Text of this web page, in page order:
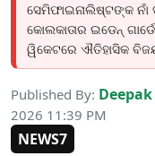
ସେମିଫାଇନାଲିଷ୍ଟଙ୍କ ନାଁ
କୋଲକାତାର ଇଡେନ୍
ୱିକେଟରେ ଐତିହାସିକ
Published By: Deepak
2026 11:39 PM
NEWS7